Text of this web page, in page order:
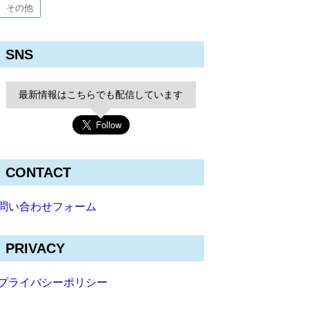
その他
SNS
最新情報はこちらでも配信しています
CONTACT
い合わせフォーム
PRIVACY
ライバシーポリシー